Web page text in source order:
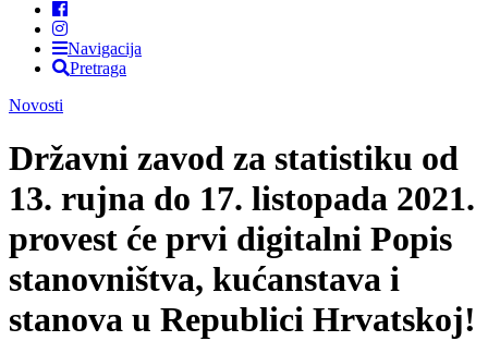
Navigacija
Pretraga
Novosti
Državni zavod za statistiku od
13. rujna do 17. listopada 2021.
provest će prvi digitalni Popis
stanovništva, kućanstava i
stanova u Republici Hrvatskoj!